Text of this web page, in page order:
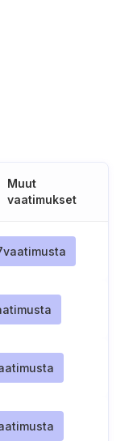
Muut
vaatimukset
vaatimusta